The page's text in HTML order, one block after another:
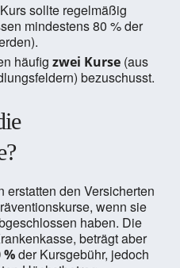
sollte regelmäßig
mindestens 80 % der
häufig zwei Kurse(aus
bezuschusst.
erstatten den Versicherten
wenn sie
haben. Die
beträgt aber
%der Kursgebühr, jedoch